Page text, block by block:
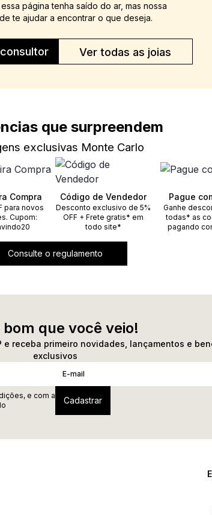
página tenha saído do ar, mas nossa
te ajudar a encontrar o que deseja.
Ver todas as joias
que surpreendem
exclusivas Monte Carlo
Compra
para novos
Cupom:
Código de Vendedor
Desconto exclusivo de 5%
OFF + Frete gratis* em
todo site*
Pague
Ganhe
todas* as
pagando
Consulte o regulamento
bom que você veio!
e receba primeiro novidades, lançamentos e
exclusivos
, e com a